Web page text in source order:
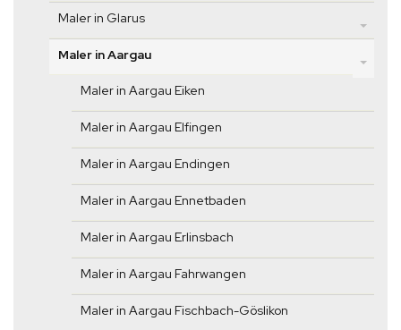
Maler in Glarus
Maler in Aargau
Maler in Aargau Eiken
Maler in Aargau Elfingen
Maler in Aargau Endingen
Maler in Aargau Ennetbaden
Maler in Aargau Erlinsbach
Maler in Aargau Fahrwangen
Maler in Aargau Fischbach-Göslikon